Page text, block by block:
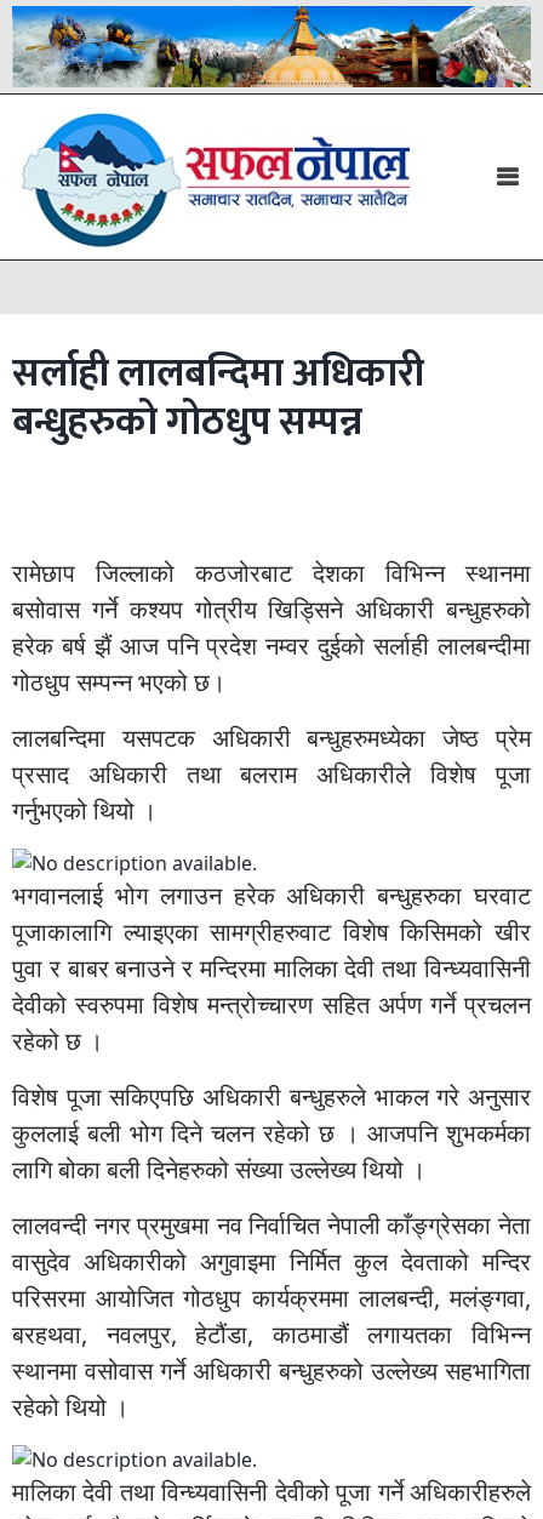
सर्लाही लालबन्दिमा अधिकारी
बन्धुहरुको गोठधुप सम्पन्न
रामेछाप जिल्लाको कठजोरबाट देशका विभिन्न स्थानमा
बसोवास गर्ने कश्यप गोत्रीय खिड्सिने अधिकारी बन्धुहरुको
हरेक बर्ष झैं आज पनि प्रदेश नम्वर दुईको सर्लाही लालबन्दीमा
गोठधुप सम्पन्न भएको छ।
लालबन्दिमा यसपटक अधिकारी बन्धुहरुमध्येका जेष्ठ प्रेम
प्रसाद अधिकारी तथा बलराम अधिकारीले विशेष पूजा
गर्नुभएको थियो ।
भगवानलाई भोग लगाउन हरेक अधिकारी बन्धुहरुका घरवाट
पूजाकालागि ल्याइएका सामग्रीहरुवाट विशेष किसिमको खीर
पुवा र बाबर बनाउने र मन्दिरमा मालिका देवी तथा विन्ध्यवासिनी
देवीको स्वरुपमा विशेष मन्त्रोच्चारण सहित अर्पण गर्ने प्रचलन
रहेको छ ।
विशेष पूजा सकिएपछि अधिकारी बन्धुहरुले भाकल गरे अनुसार
कुललाई बली भोग दिने चलन रहेको छ । आजपनि शुभकर्मका
लागि बोका बली दिनेहरुको संख्या उल्लेख्य थियो ।
लालवन्दी नगर प्रमुखमा नव निर्वाचित नेपाली काँङ्ग्रेसका नेता
वासुदेव अधिकारीको अगुवाइमा निर्मित कुल देवताको मन्दिर
परिसरमा आयोजित गोठधुप कार्यक्रममा लालबन्दी, मलंङ्गवा,
बरहथवा, नवलपुर, हेटौंडा, काठमाडौं लगायतका विभिन्न
स्थानमा वसोवास गर्ने अधिकारी बन्धुहरुको उल्लेख्य सहभागिता
रहेको थियो ।
मालिका देवी तथा विन्ध्यवासिनी देवीको पूजा गर्ने अधिकारीहरुले